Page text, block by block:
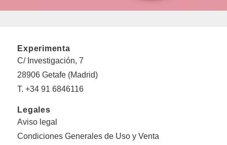
Experimenta
C/ Investigación, 7
28906 Getafe (Madrid)
T. +34 91 6846116
Legales
Aviso legal
Condiciones Generales de Uso y Venta